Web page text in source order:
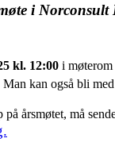
i
kl. 12:00 i
kan også bli
årsmøtet, må